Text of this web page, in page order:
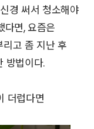
경 써서 청소해야
다면, 요즘은
고 좀 지난 후
방법이다.
더럽다면